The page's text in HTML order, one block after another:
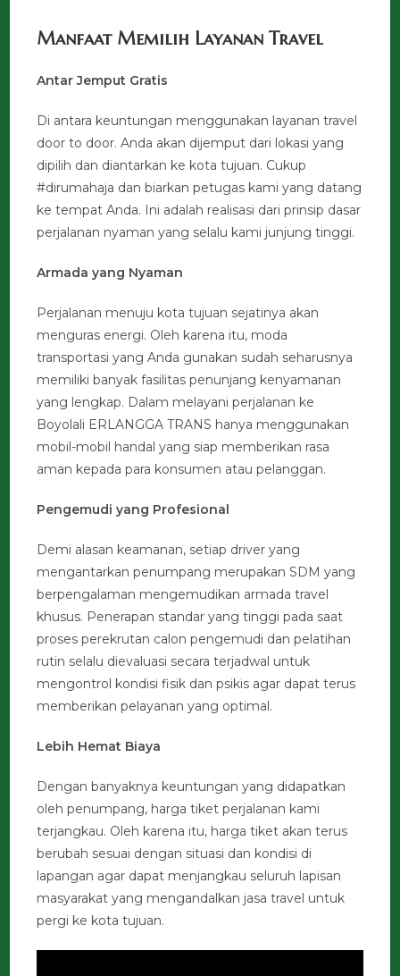
Manfaat Memilih Layanan Travel
Antar Jemput Gratis
Di antara keuntungan menggunakan layanan travel
door to door. Anda akan dijemput dari lokasi yang
dipilih dan diantarkan ke kota tujuan. Cukup
#dirumahaja dan biarkan petugas kami yang datang
ke tempat Anda. Ini adalah realisasi dari prinsip dasar
perjalanan nyaman yang selalu kami junjung tinggi.
Armada yang Nyaman
Perjalanan menuju kota tujuan sejatinya akan
menguras energi. Oleh karena itu, moda
transportasi yang Anda gunakan sudah seharusnya
memiliki banyak fasilitas penunjang kenyamanan
yang lengkap. Dalam melayani perjalanan ke
Boyolali ERLANGGA TRANS hanya menggunakan
mobil-mobil handal yang siap memberikan rasa
aman kepada para konsumen atau pelanggan.
Pengemudi yang Profesional
Demi alasan keamanan, setiap driver yang
mengantarkan penumpang merupakan SDM yang
berpengalaman mengemudikan armada travel
khusus. Penerapan standar yang tinggi pada saat
proses perekrutan calon pengemudi dan pelatihan
rutin selalu dievaluasi secara terjadwal untuk
mengontrol kondisi fisik dan psikis agar dapat terus
memberikan pelayanan yang optimal.
Lebih Hemat Biaya
Dengan banyaknya keuntungan yang didapatkan
oleh penumpang, harga tiket perjalanan kami
terjangkau. Oleh karena itu, harga tiket akan terus
berubah sesuai dengan situasi dan kondisi di
lapangan agar dapat menjangkau seluruh lapisan
masyarakat yang mengandalkan jasa travel untuk
pergi ke kota tujuan.